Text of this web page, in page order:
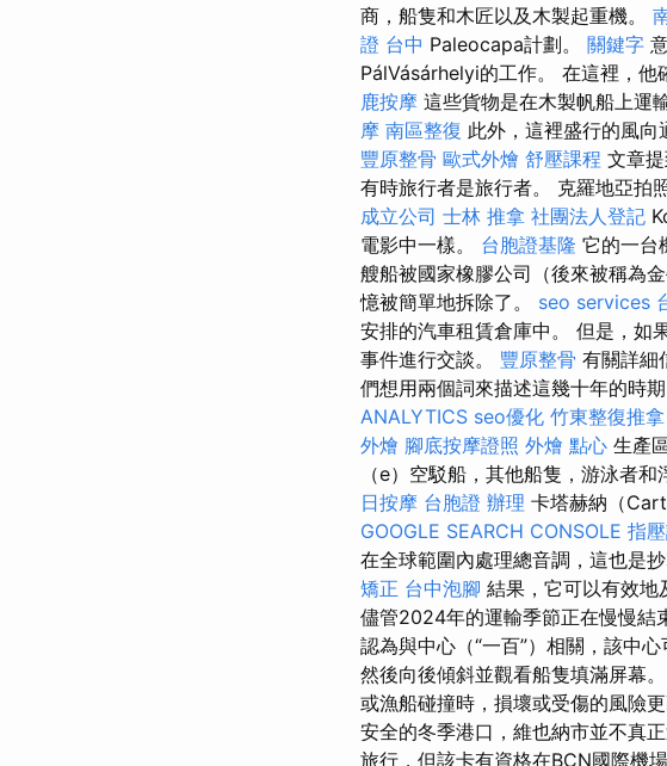
商，船隻和木匠以及木製起重機。
證 台中 Paleocapa計劃。 關鍵字
PálVásárhelyi的工作。 在這裡，他
鹿按摩 這些貨物是在木製帆船上運
摩 南區整復 此外，這裡盛行的風向
豐原整骨 歐式外燴 舒壓課程 文章
有時旅行者是旅行者。 克羅地亞拍
成立公司 士林 推拿 社團法人登記
電影中一樣。 台胞證基隆 它的一台
艘船被國家橡膠公司（後來被稱為
憶被簡單地拆除了。 seo services
安排的汽車租賃倉庫中。 但是，如
事件進行交談。 豐原整骨 有關詳細
們想用兩個詞來描述這幾十年的時
ANALYTICS seo優化 竹東整復推拿
外燴 腳底按摩證照 外燴 點心 生產
（e）空駁船，其他船隻，游泳者
日按摩 台胞證 辦理 卡塔赫納（
GOOGLE SEARCH CONSOLE 指
在全球範圍內處理總音調，這也是
矯正 台中泡腳 結果，它可以有效地
儘管2024年的運輸季節正在慢慢結
認為與中心（“一百”）相關，該中
然後向後傾斜並觀看船隻填滿屏幕。
或漁船碰撞時，損壞或受傷的風險更
安全的冬季港口，維也納市並不真正
旅行，但該卡有資格在BCN國際機